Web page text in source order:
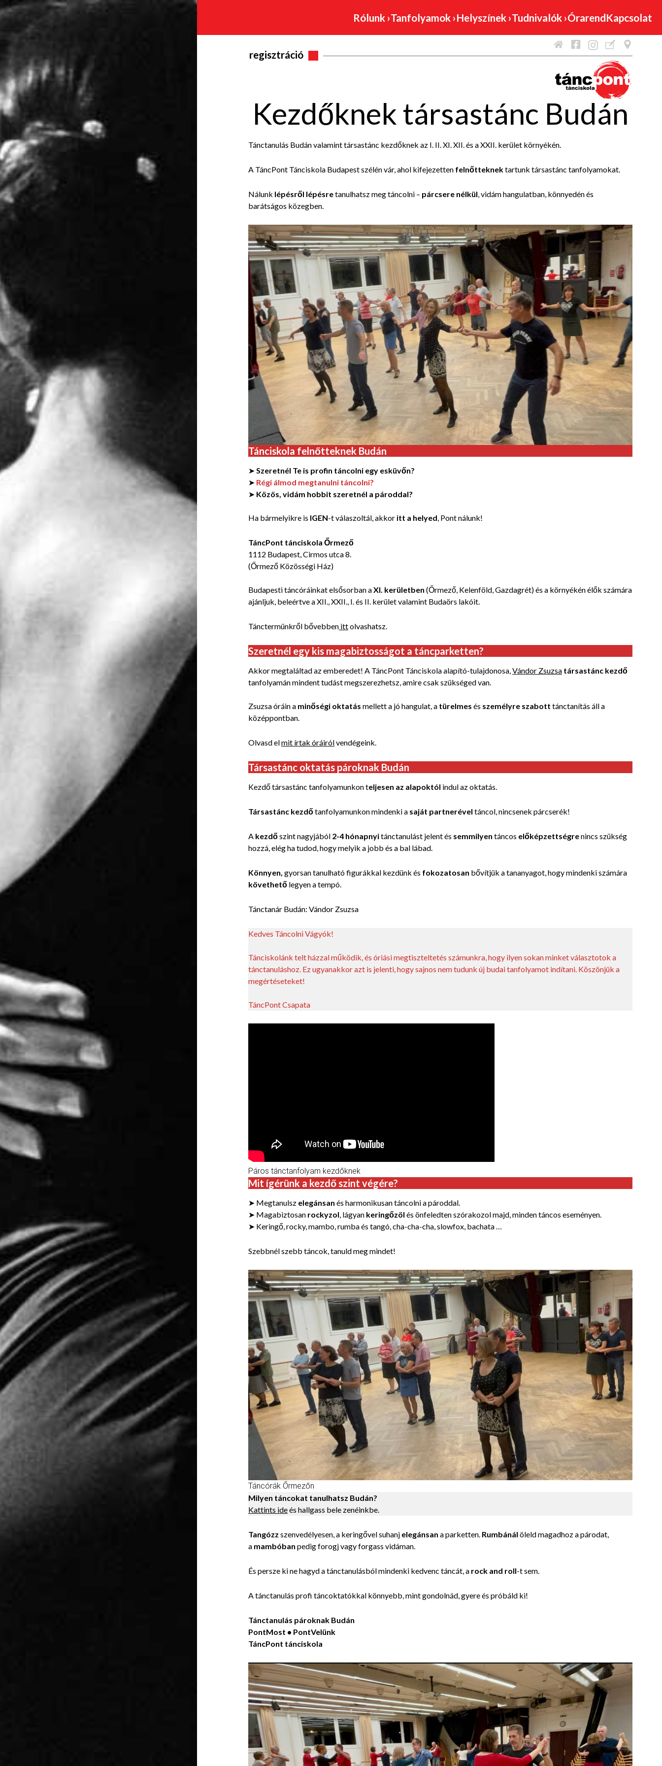
Rólunk ›Tanfolyamok ›Helyszínek ›Tudnivalók ›ÓrarendKapcsolat
regisztráció
Kezdőknek társastánc Budán
Tánctanulás Budán valamint társastánc kezdőknek az I. II. XI. XII. és a XXII. kerület környékén.
A TáncPont Tánciskola Budapestszélén vár, ahol kifejezetten felnőtteknektartunk társastánc tanfolyamokat.
Nálunk lépésről lépésretanulhatsz meg táncolni – párcsere nélkül, vidám hangulatban, könnyedén és
barátságos közegben.
Tánciskola felnőtteknek Budán
➤ Szeretnél Te is profin táncolni egy esküvőn?
➤ Régi álmod megtanulni táncolni?
➤ Közös, vidám hobbit szeretnél a pároddal?
Ha bármelyikre is IGEN-t válaszoltál, akkor itt a helyed , Pont nálunk!
TáncPont tánciskola Őrmező
1112 Budapest, Cirmos utca 8.
(Őrmező Közösségi Ház)
Budapesti táncóráinkat elsősorban aXI. kerületben (Őrmező, Kelenföld, Gazdagrét) és a környékén élők számára
ajánljuk, beleértve a XII., XXII., I. és II. kerület valamint Budaörs lakóit.
Tánctermünkről bővebben ittolvashatsz.
Szeretnél egy kis magabiztosságot a táncparketten?
Akkor megtaláltad az emberedet! A TáncPont Tánciskola alapító-tulajdonosa, Vándor Zsuzsa társastánc kezdő
tanfolyamánmindent tudást megszerezhetsz, amire csak szükséged van.
Zsuzsa óráin a minőségi oktatás mellett a jó hangulat, a türelmes és személyre szabott tánctanítás áll a
középpontban.
Olvasd elmit írtak óráirólvendégeink.
Társastánc oktatás pároknak Budán
Kezdő társastánc tanfolyamunkon teljesen az alapoktól indul az oktatás.
Társastánc kezdőtanfolyamunkon mindenki a saját partnerével táncol, nincsenek párcserék!
A kezdőszint nagyjából 2-4 hónapnyitánctanulást jelent és semmilyen táncos előképzettségrenincs szükség
hozzá, elég ha tudod, hogy melyik a jobb és a bal lábad.
Könnyen, gyorsan tanulható figurákkal kezdünk és fokozatosan bővítjük a tananyagot, hogy mindenki számára
követhető legyen a tempó.
Tánctanár Budán: Vándor Zsuzsa
Kedves Táncolni Vágyók!
Tánciskolánk telt házzal működik, és óriási megtiszteltetés számunkra, hogy ilyen sokan minket választotok a
tánctanuláshoz. Ez ugyanakkor azt is jelenti, hogy sajnos nem tudunk új budai tanfolyamot indítani. Köszönjük a
megértéseteket!
TáncPont Csapata
Páros tánctanfolyam kezdőknek
Mit ígérünk a kezdő szint végére?
➤ Megtanulsz elegánsan és harmonikusan táncolni a pároddal.
➤ Magabiztosan rockyzol , lágyan keringőzöl és önfeledten szórakozol majd, minden táncos eseményen.
➤ Keringő, rocky, mambo, rumba és tangó, cha-cha-cha, slowfox, bachata …
Szebbnél szebb táncok, tanuld meg mindet!
Táncórák Őrmezőn
Milyen táncokat tanulhatsz Budán?
Kattints ideés hallgass bele zenéinkbe.
Tangózz szenvedélyesen, a keringővel suhanj elegánsan a parketten. Rumbánál öleld magadhoz a párodat,
a mambóban pedig forogj vagy forgass vidáman.
És persze ki ne hagyd a tánctanulásból mindenki kedvenc táncát, a rock and roll-t sem.
A tánctanulás profi táncoktatókkal könnyebb, mint gondolnád, gyere és próbáld ki!
Tánctanulás pároknak Budán
PontMost • PontVelünk
TáncPont tánciskola